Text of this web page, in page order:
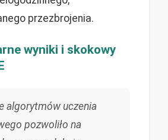
przezbrojenia.
wyniki i skokowy
algorytmów uczenia
pozwoliło na